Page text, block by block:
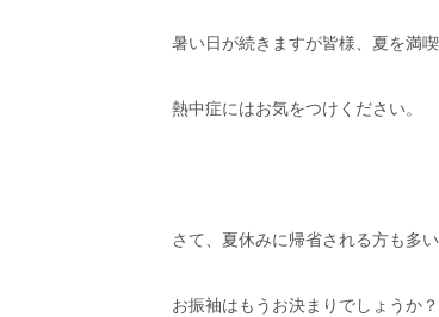
暑い日が続きますが皆様、夏を満
熱中症にはお気をつけください。
さて、夏休みに帰省される方も多
お振袖はもうお決まりでしょうか？